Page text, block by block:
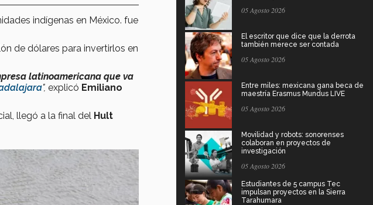
indígenas en México. fue
de dólares para invertirlos en
latinoamericana que va
", explicó Emiliano
llegó a la final del Hult
05 Agosto 2026
El escritor que dice que la derrota
también merece ser contada
05 Agosto 2026
Entre miles: mexicana gana beca de
maestría Erasmus Mundus LIVE
05 Agosto 2026
Movilidad y robots: sonorenses
colaboran en proyectos de
investigación
05 Agosto 2026
Estudiantes de 5 campus Tec
impulsan proyectos en la Sierra
Tarahumara